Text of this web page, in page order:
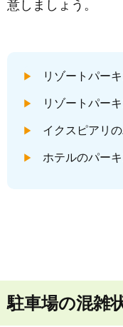
意しましょう。
リゾートパー
リゾートパー
イクスピアリ
ホテルのパー
駐車場の混雑